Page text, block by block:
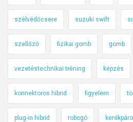
szélvédőcsere suzuki swift
szellőző fizikai gomb gomb
vezetéstechnikai tréning képzés
konnektoros hibrid figyelem
plug-in hibrid robogó